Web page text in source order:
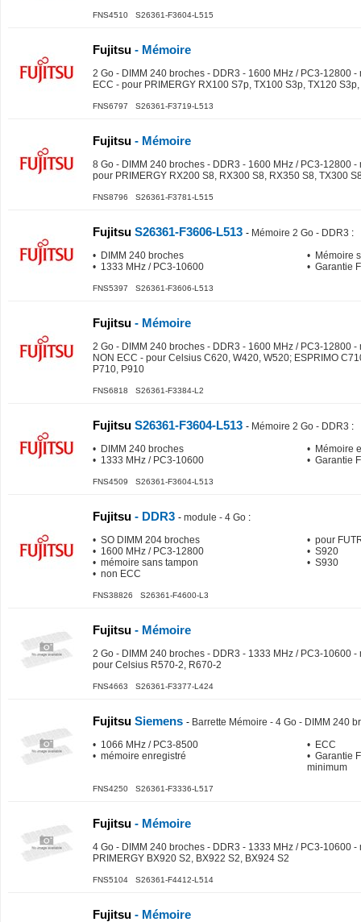
FNS4510 S26361-F3604-L515
Fujitsu - Mémoire
2 Go - DIMM 240 broches - DDR3 - 1600 MHz / PC3-12800
ECC - pour PRIMERGY RX100 S7p, TX100 S3p, TX120
FNS6797 S26361-F3719-L513
Fujitsu - Mémoire
8 Go - DIMM 240 broches - DDR3 - 1600 MHz / PC3-12800
pour PRIMERGY RX200 S8, RX300 S8, RX350 S8, TX300
FNS8796 S26361-F3781-L515
Fujitsu S26361-F3606-L513 - Mémoire 2 Go - DDR3 :
• DIMM 240 broches
• 1333 MHz / PC3-10600
• Mémoire
• Garantie
FNS5397 S26361-F3606-L513
Fujitsu - Mémoire
2 Go - DIMM 240 broches - DDR3 - 1600 MHz / PC3-12800
NON ECC - pour Celsius C620, W420, W520; ESPRIMO
P710, P910
FNS6818 S26361-F3384-L2
Fujitsu S26361-F3604-L513 - Mémoire 2 Go - DDR3 :
• DIMM 240 broches
• 1333 MHz / PC3-10600
• Mémoire
• Garantie
FNS4509 S26361-F3604-L513
Fujitsu - DDR3 - module - 4 Go :
• SO DIMM 204 broches
• 1600 MHz / PC3-12800
• mémoire sans tampon
• non ECC
• pour
• S920
• S930
FNS38826 S26361-F4600-L3
Fujitsu - Mémoire
2 Go - DIMM 240 broches - DDR3 - 1333 MHz / PC3-10600
pour Celsius R570-2, R670-2
FNS4663 S26361-F3377-L424
Fujitsu Siemens - Barrette Mémoire - 4 Go - DIMM 240
• 1066 MHz / PC3-8500
• mémoire enregistré
• ECC
• Garantie
minimum
FNS4250 S26361-F3336-L517
Fujitsu - Mémoire
4 Go - DIMM 240 broches - DDR3 - 1333 MHz / PC3-10600
PRIMERGY BX920 S2, BX922 S2, BX924 S2
FNS5104 S26361-F4412-L514
Fujitsu - Mémoire